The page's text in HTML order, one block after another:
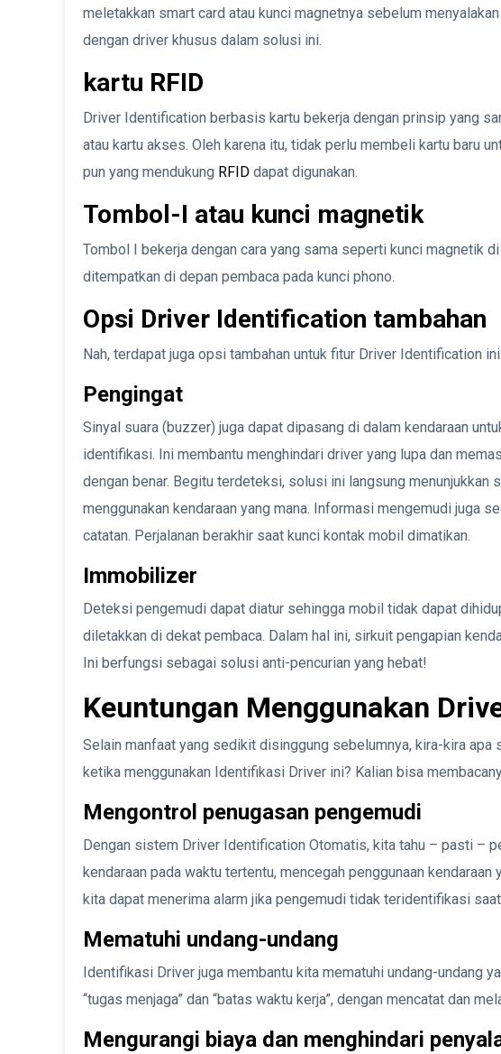
meletakkan smart card atau kunci magnetnya sebelum
dengan driver khusus dalam solusi ini.
kartu RFID
Driver Identification berbasis kartu bekerja dengan prinsip yang
atau kartu akses. Oleh karena itu, tidak perlu membeli kartu baru
pun yang mendukung RFID dapat digunakan.
Tombol-I atau kunci magnetik
Tombol I bekerja dengan cara yang sama seperti kunci magnetik
ditempatkan di depan pembaca pada kunci phono.
Opsi Driver Identification tambahan
Nah, terdapat juga opsi tambahan untuk fitur Driver Identification
Pengingat
Sinyal suara (buzzer) juga dapat dipasang di dalam kendaraan
identifikasi. Ini membantu menghindari driver yang lupa dan
dengan benar. Begitu terdeteksi, solusi ini langsung menunjukkan
menggunakan kendaraan yang mana. Informasi mengemudi juga
catatan. Perjalanan berakhir saat kunci kontak mobil dimatikan.
Immobilizer
Deteksi pengemudi dapat diatur sehingga mobil tidak dapat
diletakkan di dekat pembaca. Dalam hal ini, sirkuit pengapian
Ini berfungsi sebagai solusi anti-pencurian yang hebat!
Keuntungan Menggunakan
Selain manfaat yang sedikit disinggung sebelumnya, kira-kira apa
ketika menggunakan Identifikasi Driver ini? Kalian bisa
Mengontrol penugasan pengemudi
Dengan sistem Driver Identification Otomatis, kita tahu – pasti –
kendaraan pada waktu tertentu, mencegah penggunaan
kita dapat menerima alarm jika pengemudi tidak teridentifikasi
Mematuhi undang-undang
Identifikasi Driver juga membantu kita mematuhi undang-undang
“tugas menjaga” dan “batas waktu kerja”, dengan mencatat dan
Mengurangi biaya dan menghindari